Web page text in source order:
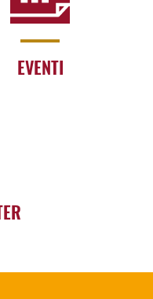
EVENTI